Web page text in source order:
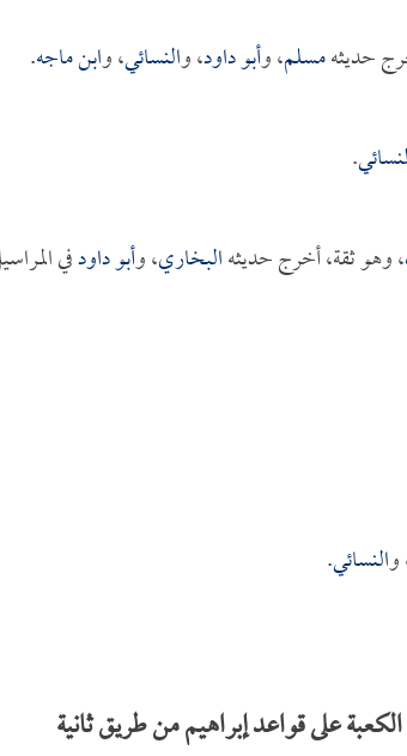
حديثهمسلم، وأبو داود، والنسائي، وابن ماجه.
.
، وهو ثقة، أخرج حديثهالبخاري، وأبو داودفي
والنسائي.
على قواعد إبراهيم من طريق ثانية